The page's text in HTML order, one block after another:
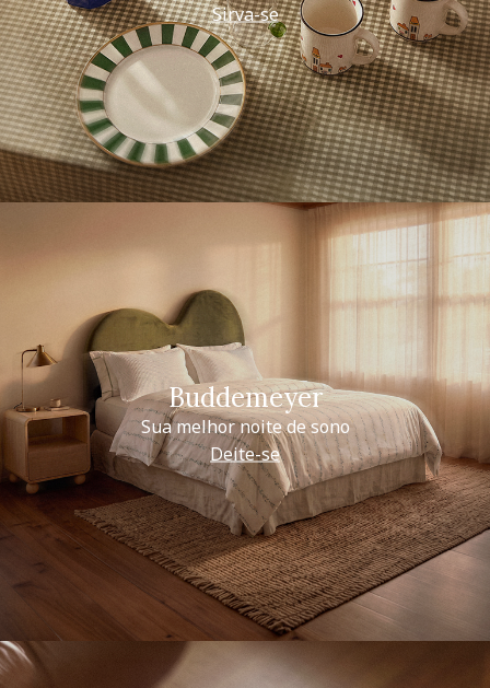
Sirva-se
Buddemeyer
Sua melhor noite de sono
Deite-se